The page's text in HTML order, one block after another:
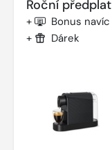
Roční
+ Bonus
+ Dárek